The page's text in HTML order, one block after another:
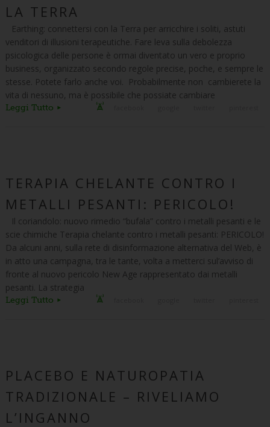
LA TERRA
Earthing: connettersi con la Terra per arricchire i soliti, astuti
venditori di illusioni terapeutiche. Fare leva sulla debolezza
psicologica delle persone è ormai diventato un vero e proprio
business, organizzato secondo regole precise, poche, e sempre le
stesse. Potete farlo anche voi. Probabilmente non cambierete la
vita di nessuno, ma è possibile che possiate cambiare
Leggi Tutto
TERAPIA CHELANTE CONTRO I
METALLI PESANTI: PERICOLO!
Il coriandolo: nuovo rimedio “bufala” contro i metalli pesanti e le
scie chimiche Terapia chelante contro i metalli pesanti: PERICOLO!
Da alcuni anni, sulla rete di disinformazione alternativa del Web, è
in atto una campagna, tra le tante, volta a metterci sul’avviso di
fronte al nuovo pericolo New Age rappresentato dai metalli
pesanti. La strategia
Leggi Tutto
PLACEBO E NATUROPATIA
TRADIZIONALE – RIVELIAMO
L’INGANNO